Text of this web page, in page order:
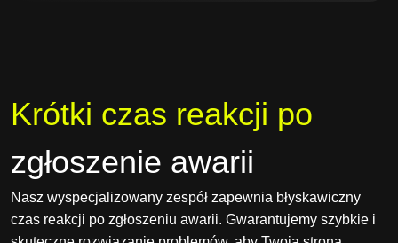
Krótki czas reakcji po
zgłoszenie awarii
Nasz wyspecjalizowany zespół zapewnia błyskawiczny
czas reakcji po zgłoszeniu awarii. Gwarantujemy szybkie i